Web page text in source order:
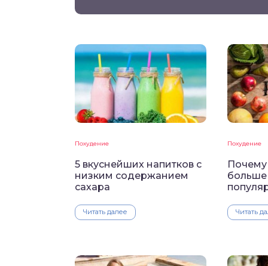
Похудение
5 вкуснейших напитков с
низким содержанием
сахара
Читать далее
Похудение
Почему
больше
Читать